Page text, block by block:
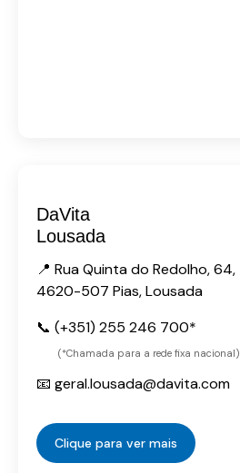
DaVita
Lousada
📍 Rua Quinta do Redolho, 64,
4620-507 Pias, Lousada
📞 (+351) 255 246 700*
(*Chamada para a rede fixa nacional)
📧 geral.lousada@davita.com
Clique para ver mais